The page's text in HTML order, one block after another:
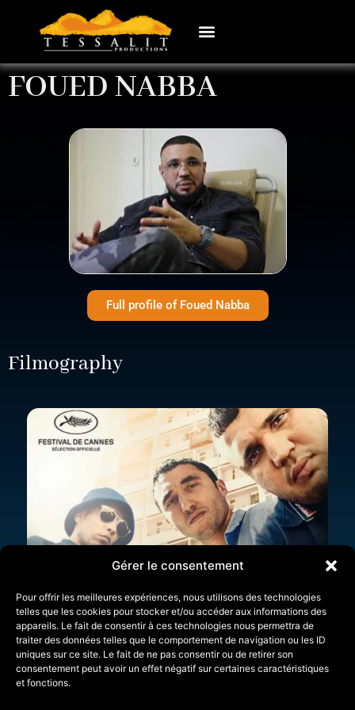
Gérer le consentement
Pour offrir les meilleures expériences, nous utilisons des technologies
telles que les cookies pour stocker et/ou accéder aux informations des
appareils. Le fait de consentir à ces technologies nous permettra de
traiter des données telles que le comportement de navigation ou les ID
uniques sur ce site. Le fait de ne pas consentir ou de retirer son
consentement peut avoir un effet négatif sur certaines caractéristiques
et fonctions.
FOUED NABBA
Full profile of Foued Nabba
Filmography